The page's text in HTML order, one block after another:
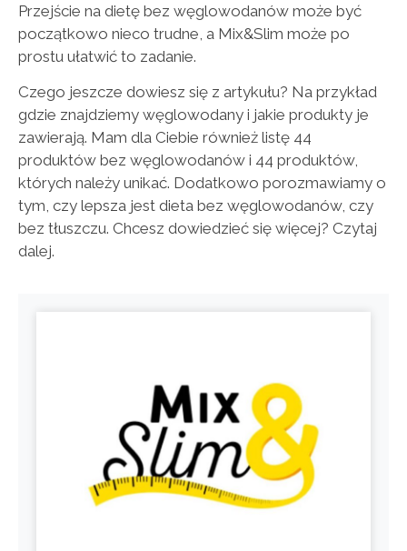
Przejście na dietę bez węglowodanów może być
początkowo nieco trudne, a Mix&Slim może po
prostu ułatwić to zadanie.
Czego jeszcze dowiesz się z artykułu? Na przykład
gdzie znajdziemy węglowodany i jakie produkty je
zawierają. Mam dla Ciebie również listę 44
produktów bez węglowodanów i 44 produktów,
których należy unikać. Dodatkowo porozmawiamy o
tym, czy lepsza jest dieta bez węglowodanów, czy
bez tłuszczu. Chcesz dowiedzieć się więcej? Czytaj
dalej.